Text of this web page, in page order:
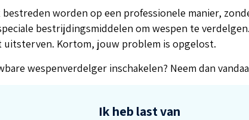
worden op een professionele manier,
bestrijdingsmiddelen om wespen te
uitsterven. Kortom, jouw problem is opgelost.
wespenverdelger inschakelen? Neem dan
Ik heb last van